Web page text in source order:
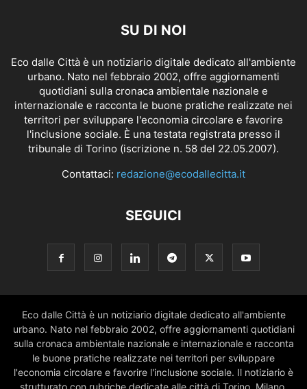
SU DI NOI
Eco dalle Città è un notiziario digitale dedicato all'ambiente
urbano. Nato nel febbraio 2002, offre aggiornamenti
quotidiani sulla cronaca ambientale nazionale e
internazionale e racconta le buone pratiche realizzate nei
territori per sviluppare l'economia circolare e favorire
l'inclusione sociale. È una testata registrata presso il
tribunale di Torino (iscrizione n. 58 del 22.05.2007).
Contattaci: redazione@ecodallecitta.it
SEGUICI
Eco dalle Città è un notiziario digitale dedicato all'ambiente
urbano. Nato nel febbraio 2002, offre aggiornamenti quotidiani
sulla cronaca ambientale nazionale e internazionale e racconta
le buone pratiche realizzate nei territori per sviluppare
l'economia circolare e favorire l'inclusione sociale. Il notiziario è